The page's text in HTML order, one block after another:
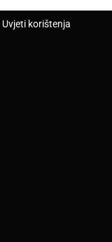
Uvjeti korištenja